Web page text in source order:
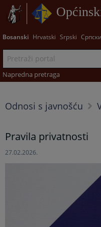
Bosanski Hrvatski Srpski Српски
Napredna pretraga
Odnosi s javnošću
Pravila privatnosti
27.02.2026.